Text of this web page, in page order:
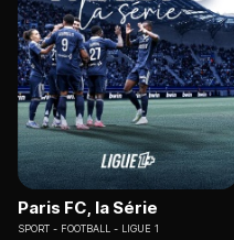
Paris FC, la Série
SPORT FOOTBALL - LIGUE 1